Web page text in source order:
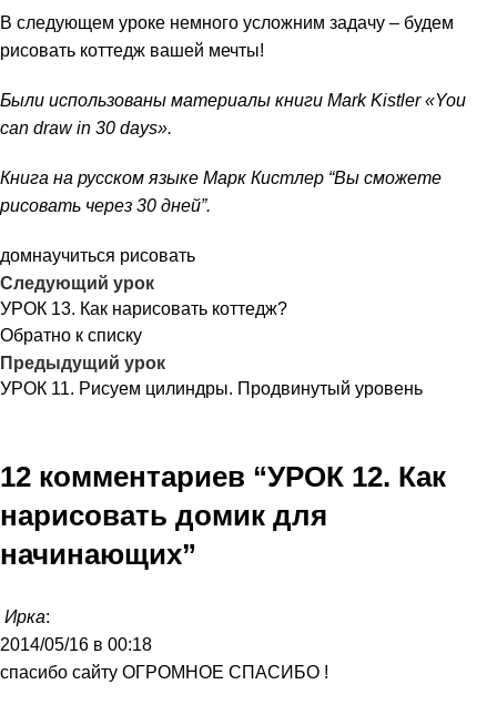
В следующем уроке немного усложним задачу – будем
рисовать коттедж вашей мечты!
Были использованы материалы книги Mark Kistler «You
can draw in 30 days».
Книга на русском языке Марк Кистлер “Вы сможете
рисовать через 30 дней”.
домнаучиться рисовать
Следующий урок
УРОК 13. Как нарисовать коттедж?
Обратно к списку
Предыдущий урок
УРОК 11. Рисуем цилиндры. Продвинутый уровень
12 комментариев “УРОК 12. Как
нарисовать домик для
начинающих”
Ирка:
2014/05/16 в 00:18
спасибо сайту ОГРОМНОЕ СПАСИБО !